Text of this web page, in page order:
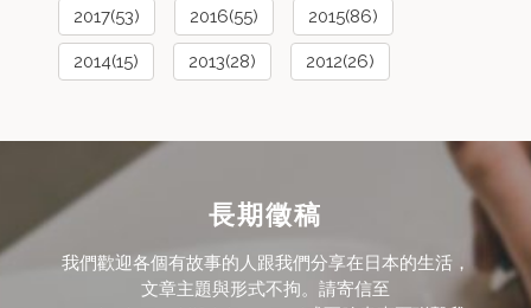
2017(53) 2016(55) 2015(86)
2014(15) 2013(28) 2012(26)
長期徵稿
我們歡迎各個有故事的人跟我們分享在日本的生活，
文章主題與形式不拘。請寄信至